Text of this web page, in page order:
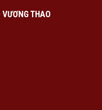
THAO